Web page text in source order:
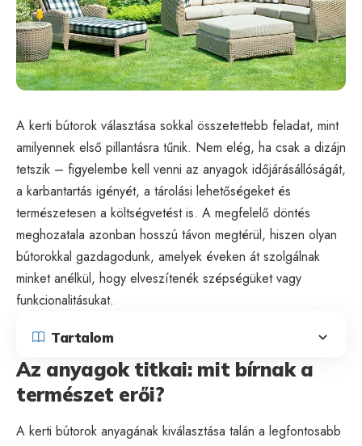
A kerti bútorok választása sokkal összetettebb feladat, mint
amilyennek első pillantásra tűnik. Nem elég, ha csak a dizájn
tetszik – figyelembe kell venni az anyagok időjárásállóságát,
a karbantartás igényét, a tárolási lehetőségeket és
természetesen a költségvetést is. A megfelelő döntés
meghozatala azonban hosszú távon megtérül, hiszen olyan
bútorokkal gazdagodunk, amelyek éveken át szolgálnak
minket anélkül, hogy elveszítenék szépségüket vagy
funkcionalitásukat.
Tartalom
Az anyagok titkai: mit bírnak a
természet erői?
A kerti bútorok anyagának kiválasztása talán a legfontosabb